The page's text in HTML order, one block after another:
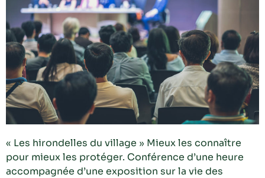
« Les hirondelles du village » Mieux les connaître
pour mieux les protéger. Conférence d’une heure
accompagnée d’une exposition sur la vie des